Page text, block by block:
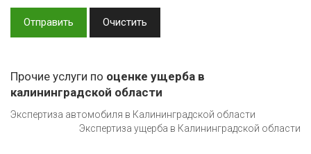
Отправить Очистить
Прочие услуги по оценке ущерба в
калининградской области
Экспертиза автомобиля в Калининградской области
Экспертиза ущерба в Калининградской области